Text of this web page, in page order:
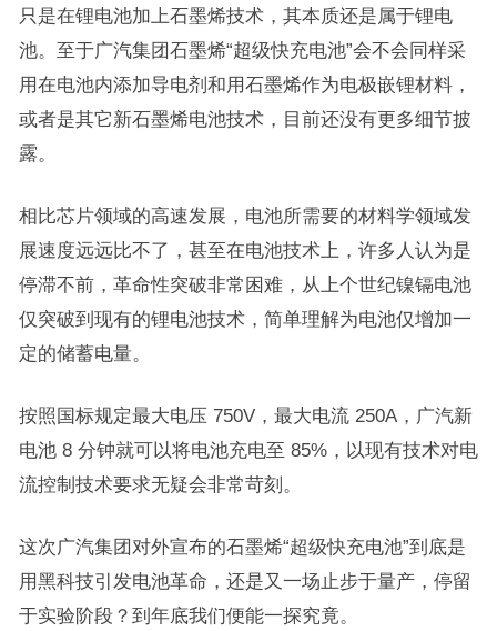
只是在锂电池加上石墨烯技术，其本质还是属于锂电
池。至于广汽集团石墨烯“超级快充电池”会不会同样采
用在电池内添加导电剂和用石墨烯作为电极嵌锂材料，
或者是其它新石墨烯电池技术，目前还没有更多细节披
露。
相比芯片领域的高速发展，电池所需要的材料学领域发
展速度远远比不了，甚至在电池技术上，许多人认为是
停滞不前，革命性突破非常困难，从上个世纪镍镉电池
仅突破到现有的锂电池技术，简单理解为电池仅增加一
定的储蓄电量。
按照国标规定最大电压 750V，最大电流 250A，广汽新
电池 8 分钟就可以将电池充电至 85%，以现有技术对电
流控制技术要求无疑会非常苛刻。
这次广汽集团对外宣布的石墨烯“超级快充电池”到底是
用黑科技引发电池革命，还是又一场止步于量产，停留
于实验阶段？到年底我们便能一探究竟。